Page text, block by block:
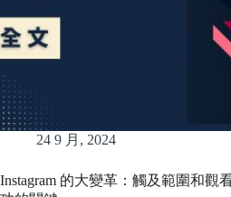
24 9 月, 2024
Instagram 的大變革：觸及範圍和觀